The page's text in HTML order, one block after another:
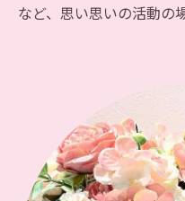
など、思い思いの活動の